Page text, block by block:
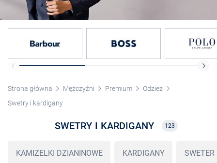
Strona główna Mężczyźni Premium
Odzież
Swetry i kardigany
SWETRY I KARDIGANY 123
KAMIZELKI DZIANINOWE KARDIGANY SWETER